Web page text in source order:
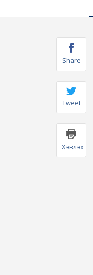
Share
Tweet
Хэвлэх